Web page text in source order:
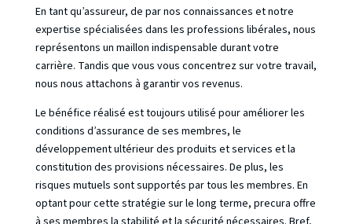
En tant qu’assureur, de par nos connaissances et notre
expertise spécialisées dans les professions libérales, nous
représentons un maillon indispensable durant votre
carrière. Tandis que vous vous concentrez sur votre travail,
nous nous attachons à garantir vos revenus.
Le bénéfice réalisé est toujours utilisé pour améliorer les
conditions d’assurance de ses membres, le
développement ultérieur des produits et services et la
constitution des provisions nécessaires. De plus, les
risques mutuels sont supportés par tous les membres. En
optant pour cette stratégie sur le long terme, precura offre